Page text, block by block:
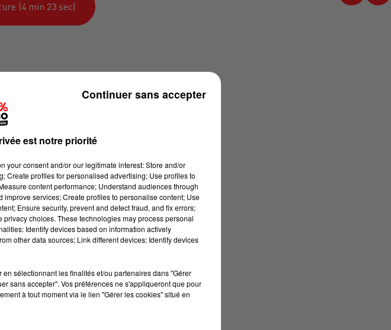
(4 min 23 sec)
est notre priorité
your consent and/or our legitimate interest: Store and/or
Create profiles for personalised advertising; Use profiles to
content performance; Understand audiences through
services; Create profiles to personalise content; Use
Ensure security, prevent and detect fraud, and fix errors;
choices. These technologies may process personal
Identify devices based on information actively
other data sources; Link different devices; Identify devices
sélectionnant les finalités et/ou partenaires dans "Gérer
sans accepter". Vos préférences ne s'appliqueront que pour
à tout moment via le lien "Gérer les cookies" situé en
Continuer sans accepter